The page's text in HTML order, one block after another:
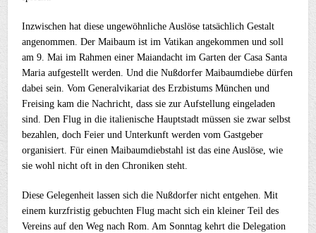
Inzwischen hat diese ungewöhnliche Auslöse tatsächlich Gestalt
angenommen. Der Maibaum ist im Vatikan angekommen und soll
am 9. Mai im Rahmen einer Maiandacht im Garten der Casa Santa
Maria aufgestellt werden. Und die Nußdorfer Maibaumdiebe dürfen
dabei sein. Vom Generalvikariat des Erzbistums München und
Freising kam die Nachricht, dass sie zur Aufstellung eingeladen
sind. Den Flug in die italienische Hauptstadt müssen sie zwar selbst
bezahlen, doch Feier und Unterkunft werden vom Gastgeber
organisiert. Für einen Maibaumdiebstahl ist das eine Auslöse, wie
sie wohl nicht oft in den Chroniken steht.
Diese Gelegenheit lassen sich die Nußdorfer nicht entgehen. Mit
einem kurzfristig gebuchten Flug macht sich ein kleiner Teil des
Vereins auf den Weg nach Rom. Am Sonntag kehrt die Delegation